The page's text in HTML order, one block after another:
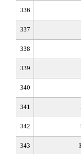
336
337
338
339
340
341
342
343